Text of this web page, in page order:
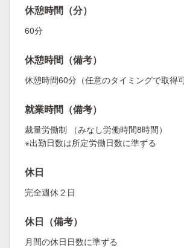
休憩時間（分）
60分
休憩時間（備考）
休憩時間60分（任意のタイミングで取得可
就業時間（備考）
裁量労働制 （みなし労働時間8時間）
※出勤日数は所定労働日数に準ずる
休日
完全週休２日
休日（備考）
月間の休日日数に準ずる